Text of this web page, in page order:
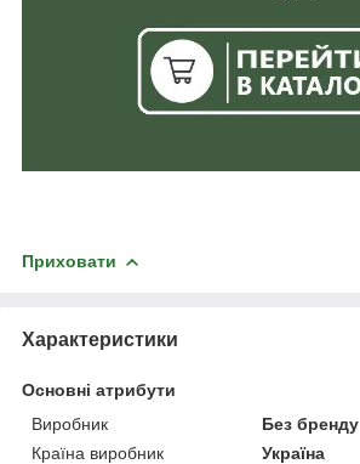
Приховати
Характеристики
Основні атрибути
Виробник
Без бренду
Країна виробник
Україна